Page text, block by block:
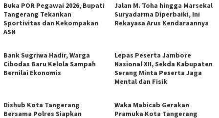
Buka POR Pegawai 2026, Bupati
Tangerang Tekankan
Sportivitas dan Kekompakan
ASN
Jalan M. Toha hingga Marsekal
Suryadarma Diperbaiki, Ini
Rekayasa Arus Kendaraannya
Bank Sugriwa Hadir, Warga
Cibodas Baru Kelola Sampah
Bernilai Ekonomis
Lepas Peserta Jambore
Nasional XII, Sekda Kabupaten
Serang Minta Peserta Jaga
Mental dan Fisik
Dishub Kota Tangerang
Bersama Polres Siapkan
Waka Mabicab Gerakan
Pramuka Kota Tangerang